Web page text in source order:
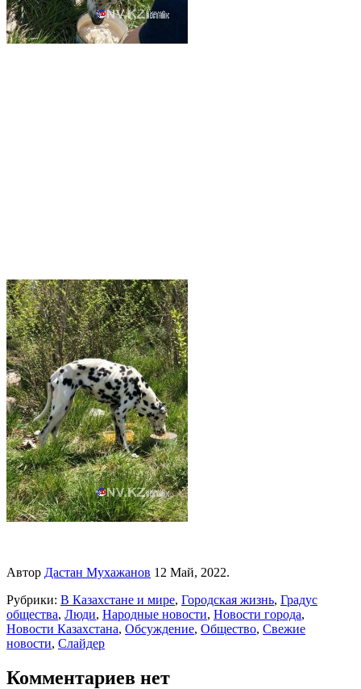
Автор Дастан Мухажанов 12 Май, 2022.
Рубрики: В Казахстане и мире, Городская жизнь, Градус
общества, Люди, Народные новости, Новости города,
Новости Казахстана, Обсуждение, Общество, Свежие
новости, Слайдер
Комментариев нет